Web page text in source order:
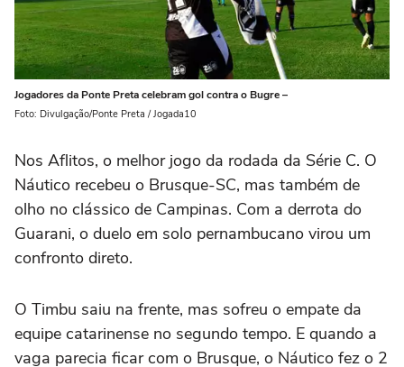
Jogadores da Ponte Preta celebram gol contra o Bugre –
Foto: Divulgação/Ponte Preta / Jogada10
Nos Aflitos, o melhor jogo da rodada da Série C. O
Náutico recebeu o Brusque-SC, mas também de
olho no clássico de Campinas. Com a derrota do
Guarani, o duelo em solo pernambucano virou um
confronto direto.
O Timbu saiu na frente, mas sofreu o empate da
equipe catarinense no segundo tempo. E quando a
vaga parecia ficar com o Brusque, o Náutico fez o 2